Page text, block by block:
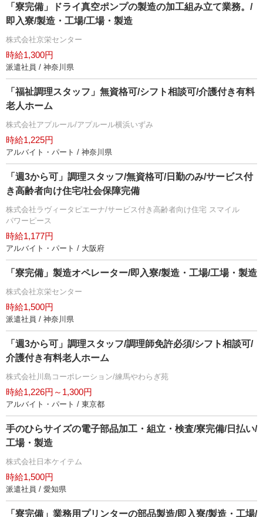
「寮完備」ドライ真空ポンプの製造の加工組み立て業務。/
即入寮/製造・工場/工場・製造
株式会社京栄センター
時給1,300円
派遣社員 / 神奈川県
「福祉調理スタッフ」無資格可/シフト相談可/介護付き有料
老人ホーム
株式会社アプルール/アプルール横浜いずみ
時給1,225円
アルバイト・パート / 神奈川県
「週3から可」調理スタッフ/無資格可/日勤のみ/サービス付
き高齢者向け住宅/社会保障完備
株式会社ラヴィータピエーナ/サービス付き高齢者向け住宅 スマイル
パワーピース
時給1,177円
アルバイト・パート / 大阪府
「寮完備」製造オペレーター/即入寮/製造・工場/工場・製造
株式会社京栄センター
時給1,500円
派遣社員 / 神奈川県
「週3から可」調理スタッフ/調理師免許必須/シフト相談可/
介護付き有料老人ホーム
株式会社川島コーポレーション/練馬やわらぎ苑
時給1,226円～1,300円
アルバイト・パート / 東京都
手のひらサイズの電子部品加工・組立・検査/寮完備/日払い/
工場・製造
株式会社日本ケイテム
時給1,500円
派遣社員 / 愛知県
「寮完備」業務用プリンターの部品製造/即入寮/製造・工場/